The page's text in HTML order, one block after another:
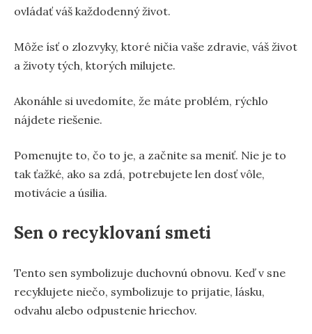
ovládať váš každodenný život.
Môže ísť o zlozvyky, ktoré ničia vaše zdravie, váš život
a životy tých, ktorých milujete.
Akonáhle si uvedomíte, že máte problém, rýchlo
nájdete riešenie.
Pomenujte to, čo to je, a začnite sa meniť. Nie je to
tak ťažké, ako sa zdá, potrebujete len dosť vôle,
motivácie a úsilia.
Sen o recyklovaní smeti
Tento sen symbolizuje duchovnú obnovu. Keď v sne
recyklujete niečo, symbolizuje to prijatie, lásku,
odvahu alebo odpustenie hriechov.